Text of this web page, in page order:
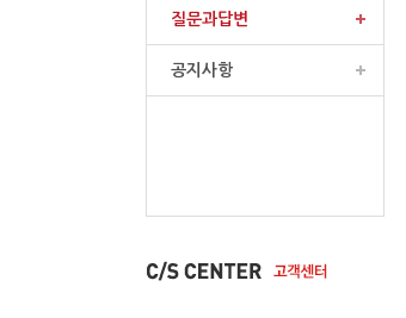
질문과답변
공지사항